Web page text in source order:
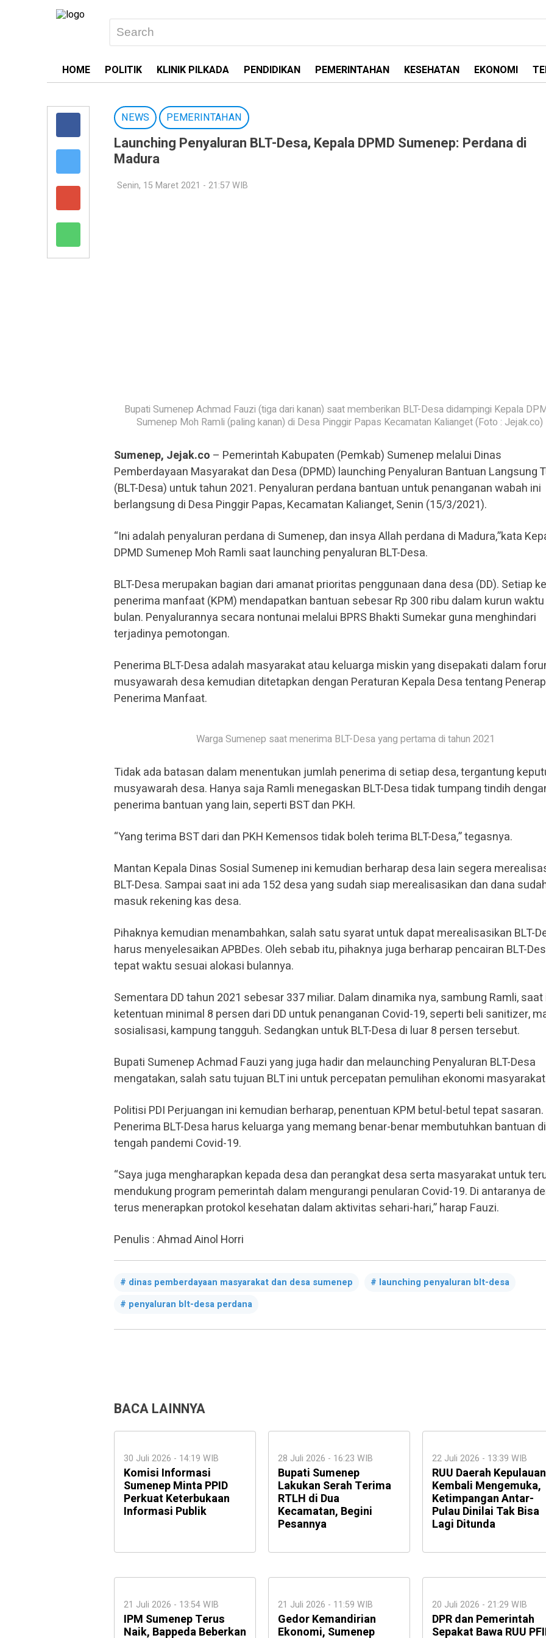
HOME POLITIK KLINIK PILKADA PENDIDIKAN PEMERINTAHAN KESEHATAN EKONOMI
NEWS PEMERINTAHAN
Launching Penyaluran BLT-Desa, Kepala DPMD Sumenep: Perdana di
Madura
Senin, 15 Maret 2021 - 21:57 WIB
Bupati Sumenep Achmad Fauzi (tiga dari kanan) saat memberikan BLT-Desa didampingi Kepala
Sumenep Moh Ramli (paling kanan) di Desa Pinggir Papas Kecamatan Kalianget (Foto : Jejak.co)
Sumenep, Jejak.co – Pemerintah Kabupaten (Pemkab) Sumenep melalui Dinas
Pemberdayaan Masyarakat dan Desa (DPMD) launching Penyaluran Bantuan Langsung
(BLT-Desa) untuk tahun 2021. Penyaluran perdana bantuan untuk penanganan wabah ini
berlangsung di Desa Pinggir Papas, Kecamatan Kalianget, Senin (15/3/2021).
“Ini adalah penyaluran perdana di Sumenep, dan insya Allah perdana di Madura,”kata
DPMD Sumenep Moh Ramli saat launching penyaluran BLT-Desa.
BLT-Desa merupakan bagian dari amanat prioritas penggunaan dana desa (DD). Setiap
penerima manfaat (KPM) mendapatkan bantuan sebesar Rp 300 ribu dalam kurun
bulan. Penyalurannya secara nontunai melalui BPRS Bhakti Sumekar guna menghindari
terjadinya pemotongan.
Penerima BLT-Desa adalah masyarakat atau keluarga miskin yang disepakati dalam
musyawarah desa kemudian ditetapkan dengan Peraturan Kepala Desa tentang
Penerima Manfaat.
Warga Sumenep saat menerima BLT-Desa yang pertama di tahun 2021
Tidak ada batasan dalam menentukan jumlah penerima di setiap desa, tergantung
musyawarah desa. Hanya saja Ramli menegaskan BLT-Desa tidak tumpang tindih
penerima bantuan yang lain, seperti BST dan PKH.
“Yang terima BST dari dan PKH Kemensos tidak boleh terima BLT-Desa,” tegasnya.
Mantan Kepala Dinas Sosial Sumenep ini kemudian berharap desa lain segera
BLT-Desa. Sampai saat ini ada 152 desa yang sudah siap merealisasikan dan dana
masuk rekening kas desa.
Pihaknya kemudian menambahkan, salah satu syarat untuk dapat merealisasikan BLT-
harus menyelesaikan APBDes. Oleh sebab itu, pihaknya juga berharap pencairan BLT-
tepat waktu sesuai alokasi bulannya.
Sementara DD tahun 2021 sebesar 337 miliar. Dalam dinamika nya, sambung Ramli, saat
ketentuan minimal 8 persen dari DD untuk penanganan Covid-19, seperti beli sanitizer,
sosialisasi, kampung tangguh. Sedangkan untuk BLT-Desa di luar 8 persen tersebut.
Bupati Sumenep Achmad Fauzi yang juga hadir dan melaunching Penyaluran BLT-Desa
mengatakan, salah satu tujuan BLT ini untuk percepatan pemulihan ekonomi
Politisi PDI Perjuangan ini kemudian berharap, penentuan KPM betul-betul tepat sasaran.
Penerima BLT-Desa harus keluarga yang memang benar-benar membutuhkan bantuan di
tengah pandemi Covid-19.
“Saya juga mengharapkan kepada desa dan perangkat desa serta masyarakat untuk
mendukung program pemerintah dalam mengurangi penularan Covid-19. Di antaranya
terus menerapkan protokol kesehatan dalam aktivitas sehari-hari,” harap Fauzi.
Penulis : Ahmad Ainol Horri
dinas pemberdayaan masyarakat dan desa sumenep
launching penyaluran blt-desa
penyaluran blt-desa perdana
BACA LAINNYA
30 Juli 2026 - 14:19 WIB
Komisi Informasi
Sumenep Minta PPID
Perkuat Keterbukaan
Informasi Publik
28 Juli 2026 - 16:23 WIB
Bupati Sumenep
Lakukan Serah Terima
RTLH di Dua
Kecamatan, Begini
Pesannya
22 Juli 2026 - 13:39 WIB
RUU Daerah Kepulauan
Kembali Mengemuka,
Ketimpangan Antar-
Pulau Dinilai Tak Bisa
Lagi Ditunda
21 Juli 2026 - 13:54 WIB
IPM Sumenep Terus
Naik, Bappeda Beberkan
21 Juli 2026 - 11:59 WIB
Gedor Kemandirian
Ekonomi, Sumenep
20 Juli 2026 - 21:29 WIB
DPR dan Pemerintah
Sepakat Bawa RUU